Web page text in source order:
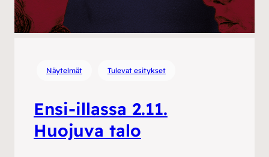
Näytelmät Tulevat esitykset
Ensi-illassa 2.11.
Huojuva talo